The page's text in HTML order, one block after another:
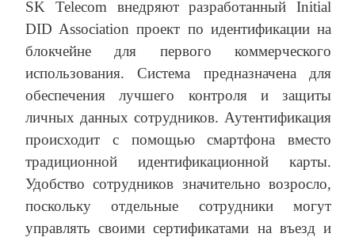
SK Telecom внедряют разработанный Initial
DID Association проект по идентификации на
блокчейне для первого коммерческого
использования. Система предназначена для
обеспечения лучшего контроля и защиты
личных данных сотрудников. Аутентификация
происходит с помощью смартфона вместо
традиционной идентификационной карты.
Удобство сотрудников значительно возросло,
поскольку отдельные сотрудники могут
управлять своими сертификатами на въезд и